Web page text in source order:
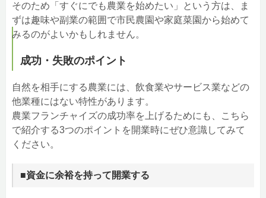
そのため「すぐにでも農業を始めたい」という方は、ま
ずは趣味や副業の範囲で市民農園や家庭菜園から始めて
みるのがよいかもしれません。
成功・失敗のポイント
自然を相手にする農業には、飲食業やサービス業などの
他業種にはない特性があります。
農業フランチャイズの成功率を上げるためにも、こちら
で紹介する3つのポイントを開業時にぜひ意識してみて
ください。
■資金に余裕を持って開業する